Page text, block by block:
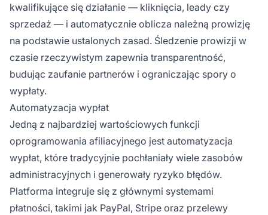
kwalifikujące się działanie — kliknięcia, leady czy
sprzedaż — i automatycznie oblicza należną prowizję
na podstawie ustalonych zasad. Śledzenie prowizji w
czasie rzeczywistym zapewnia transparentność,
budując zaufanie partnerów i ograniczając spory o
wypłaty.
Automatyzacja wypłat
Jedną z najbardziej wartościowych funkcji
oprogramowania afiliacyjnego jest automatyzacja
wypłat, które tradycyjnie pochłaniały wiele zasobów
administracyjnych i generowały ryzyko błędów.
Platforma integruje się z głównymi systemami
płatności, takimi jak PayPal, Stripe oraz przelewy